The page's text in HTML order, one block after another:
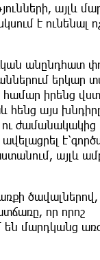
այլև
է ունենալ
անընդհատ
երկար
իրենց
հենց այս
այլև
ծավալներով,
որ որոշ
մարդկանց